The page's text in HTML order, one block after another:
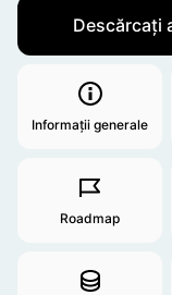
Descărcați
Informații generale
Roadmap